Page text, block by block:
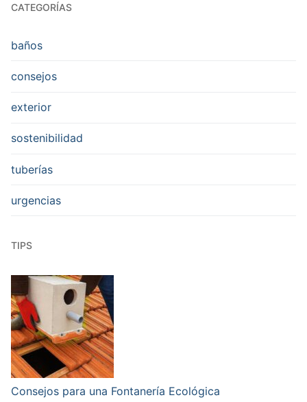
CATEGORÍAS
baños
consejos
exterior
sostenibilidad
tuberías
urgencias
TIPS
Consejos para una Fontanería Ecológica